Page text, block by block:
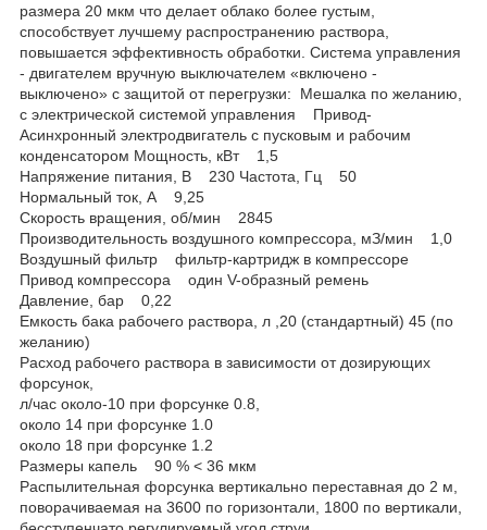
размера 20 мкм что делает облако более густым,
способствует лучшему распространению раствора,
повышается эффективность обработки. Система управления
- двигателем вручную выключателем «включено -
выключено» с защитой от перегрузки: Мешалка по желанию,
с электрической системой управления Привод-
Асинхронный электродвигатель с пусковым и рабочим
конденсатором Мощность, кВт 1,5
Напряжение питания, В 230 Частота, Гц 50
Нормальный ток, А 9,25
Скорость вращения, об/мин 2845
Производительность воздушного компрессора, мЗ/мин 1,0
Воздушный фильтр фильтр-картридж в компрессоре
Привод компрессора один V-образный ремень
Давление, бар 0,22
Емкость бака рабочего раствора, л ,20 (стандартный) 45 (по
желанию)
Расход рабочего раствора в зависимости от дозирующих
форсунок,
л/час около-10 при форсунке 0.8,
около 14 при форсунке 1.0
около 18 при форсунке 1.2
Размеры капель 90 % < 36 мкм
Распылительная форсунка вертикально переставная до 2 м,
поворачиваемая на 3600 по горизонтали, 1800 по вертикали,